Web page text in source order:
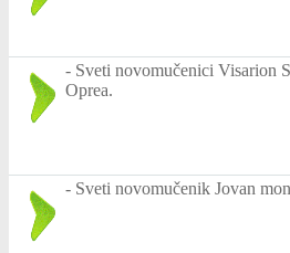
- Sveti novomučenici Visarion
Oprea.
- Sveti novomučenik Jovan